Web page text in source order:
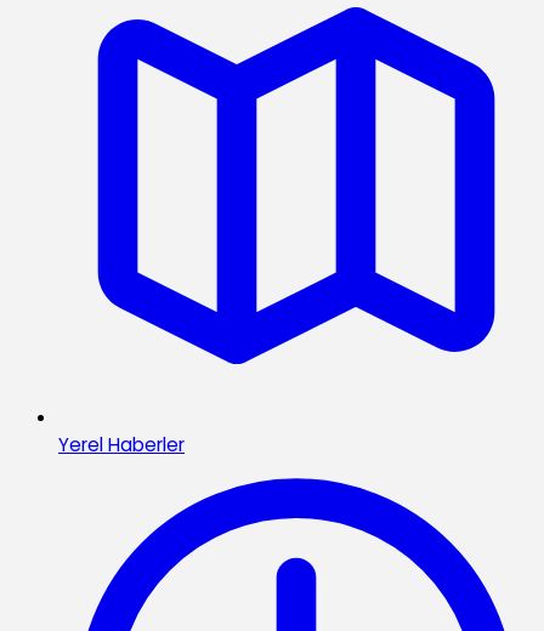
Yerel Haberler